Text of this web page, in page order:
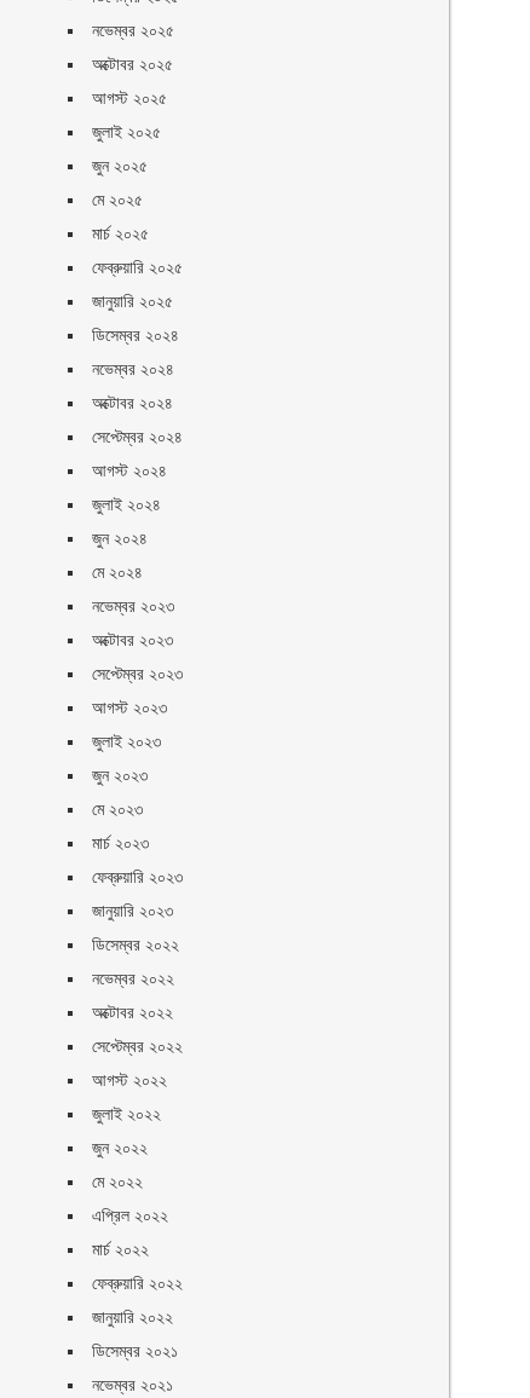
নভেম্বর ২০২৫
অক্টোবর ২০২৫
আগস্ট ২০২৫
জুলাই ২০২৫
জুন ২০২৫
মে ২০২৫
মার্চ ২০২৫
ফেব্রুয়ারি ২০২৫
জানুয়ারি ২০২৫
ডিসেম্বর ২০২৪
নভেম্বর ২০২৪
অক্টোবর ২০২৪
সেপ্টেম্বর ২০২৪
আগস্ট ২০২৪
জুলাই ২০২৪
জুন ২০২৪
মে ২০২৪
নভেম্বর ২০২৩
অক্টোবর ২০২৩
সেপ্টেম্বর ২০২৩
আগস্ট ২০২৩
জুলাই ২০২৩
জুন ২০২৩
মে ২০২৩
মার্চ ২০২৩
ফেব্রুয়ারি ২০২৩
জানুয়ারি ২০২৩
ডিসেম্বর ২০২২
নভেম্বর ২০২২
অক্টোবর ২০২২
সেপ্টেম্বর ২০২২
আগস্ট ২০২২
জুলাই ২০২২
জুন ২০২২
মে ২০২২
এপ্রিল ২০২২
মার্চ ২০২২
ফেব্রুয়ারি ২০২২
জানুয়ারি ২০২২
ডিসেম্বর ২০২১
নভেম্বর ২০২১